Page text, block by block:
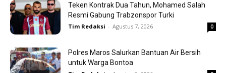
Teken Kontrak Dua Tahun, Mohamed Salah
Resmi Gabung Trabzonspor Turki
Tim Redaksi - Agustus 7, 2026 0
Polres Maros Salurkan Bantuan Air Bersih
untuk Warga Bontoa